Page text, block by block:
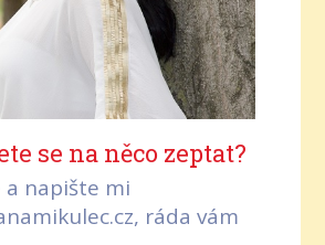
se na něco zeptat?
a napište mi
ráda vám